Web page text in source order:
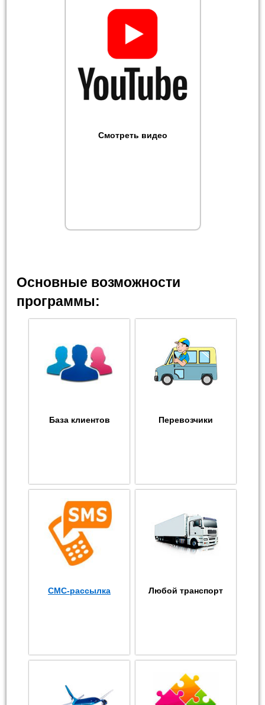
Смотреть видео
Основные возможности
программы:
База клиентов Перевозчики
СМС-рассылка Любой транспорт